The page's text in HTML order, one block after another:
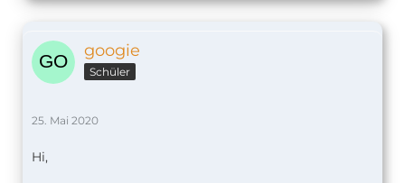
googie
Schüler
25. Mai 2020
Hi,